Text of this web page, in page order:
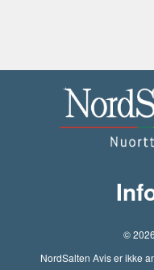
©
NordSalten Avis er ikke